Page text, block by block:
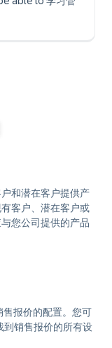
和潜在客户提供产
客户、潜在客户或
您公司提供的产品
售报价的配置。您可
到销售报价的所有设